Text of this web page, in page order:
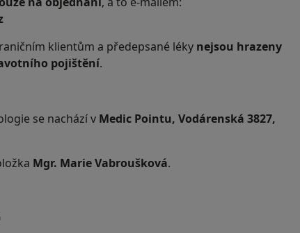
klientům a předepsané léky nejsou hrazeny
pojištění.
se nachází v Medic Pointu, Vodárenská 3827,
Mgr. Marie Vabroušková.